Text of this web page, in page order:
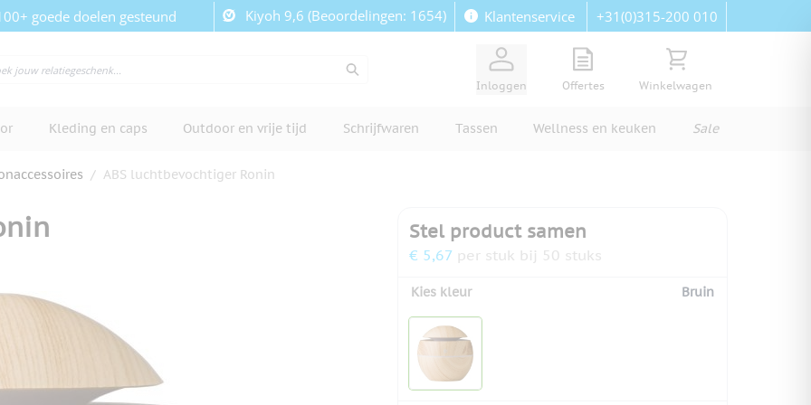
goede doelen gesteund Kiyoh 9,6 (Beoordelingen: 1654) Klantenservice +31(0)315-200 010
Inloggen
View quote, Quote is empty
Offertes
Bekijk winkelwagen,
Winkelwagen
Kleding en caps Outdoor en vrije tijd Schrijfwaren Tassen Wellness en keuken Sale
/ ABS luchtbevochtiger Ronin
te bekijken
Stel product samen
€ 5,67 per stuk bij 50 stuks
Kies kleur Bruin